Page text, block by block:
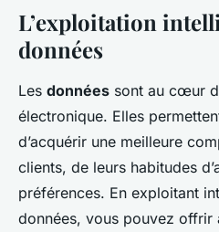
L’exploitation
données
Les données sont au cœur
électronique. Elles
d’acquérir une meilleure
clients, de leurs habitudes
préférences. En exploitant
données, vous pouvez offrir